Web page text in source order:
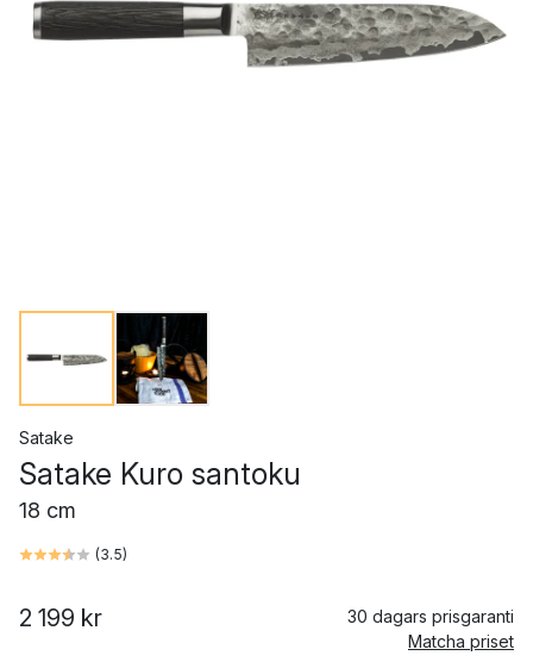
Satake
Satake Kuro santoku
18 cm
(3.5)
2 199 kr
30 dagars prisgaranti
Matcha priset